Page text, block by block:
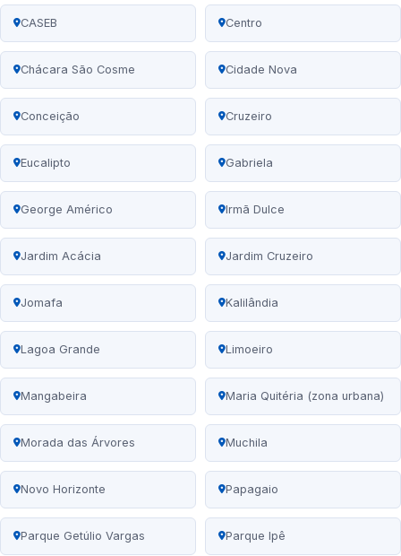
CASEB Centro
Chácara São Cosme Cidade Nova
Conceição Cruzeiro
Eucalipto Gabriela
George Américo Irmã Dulce
Jardim Acácia Jardim Cruzeiro
Jomafa Kalilândia
Lagoa Grande Limoeiro
Mangabeira Maria Quitéria (zona urbana)
Morada das Árvores Muchila
Novo Horizonte Papagaio
Parque Getúlio Vargas Parque Ipê